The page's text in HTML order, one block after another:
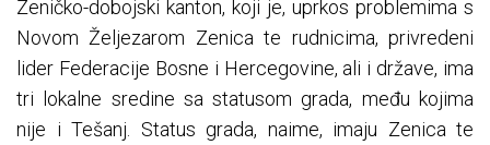
Zeničko-dobojski kanton, koji je, uprkos problemima s
Novom Željezarom Zenica te rudnicima, privredeni
lider Federacije Bosne i Hercegovine, ali i države, ima
tri lokalne sredine sa statusom grada, među kojima
nije i Tešanj. Status grada, naime, imaju Zenica te